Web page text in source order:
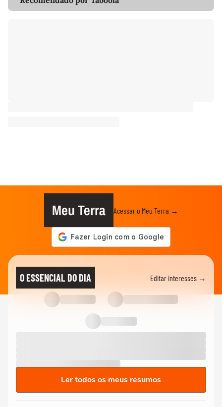
Meu Terra Acessar o Meu Terra →
O ESSENCIAL DO DIA Editar interesses →
Ler todos os meus resumos